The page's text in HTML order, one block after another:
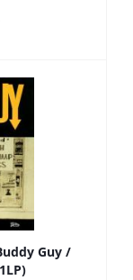
Guy /